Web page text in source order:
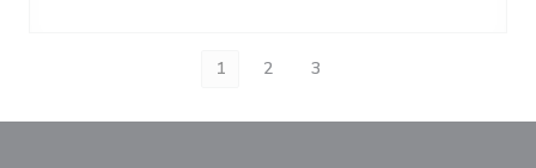
1 2 3